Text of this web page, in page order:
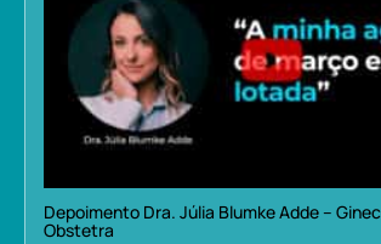
Depoimento Dra. Júlia Blumke Adde –
Obstetra